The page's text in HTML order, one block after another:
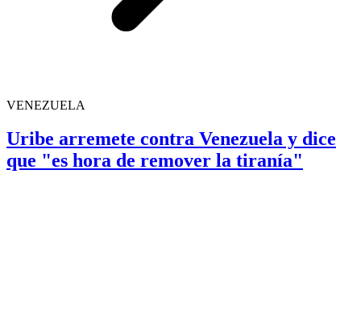
VENEZUELA
Uribe arremete contra Venezuela y dice
que "es hora de remover la tiranía"